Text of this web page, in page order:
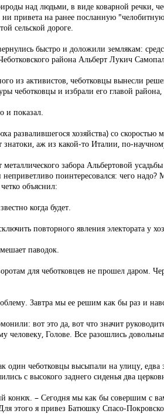
над людьми, в виде коварной речки,
привета на ранее посланную
сельской дороге.
быстро и доложили землякам:
района Альберт Лукич
из активистов, чеботковцы вынесли
чеботковцы и избрали его главой
и показал.
развалившегося хозяйства) со
знатоки, аж из какой-то Италии, по-
металлического забора Альбертовой
поинтересовался: чего
объяснил:
когда будет.
повторного явления электората у
паводок.
для чеботковцев не прошел даром.
Завтра мы ее решим как бы раз и
вот это да, вот что значит
человеку, Голове. Все разошлись
один чеботковцы высыпали на улицу,
с высокого заднего сиденья два
конюх. – Сегодня мы как бы совершим с
этого я привез Батюшку Спасо-